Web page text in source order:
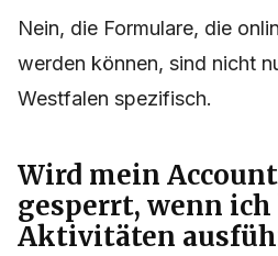
Nein, die Formulare, die
werden können, sind nicht
Westfalen spezifisch.
Wird mein
gesperrt, wenn
Aktivitäten